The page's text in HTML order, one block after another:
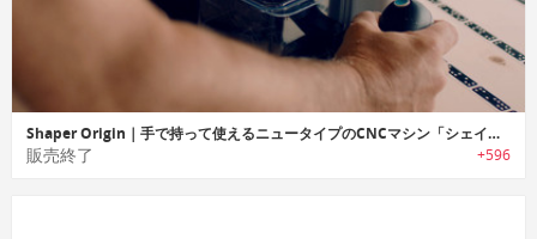
Shaper Origin｜手で持って使えるニュータイプのCNCマシン「シェイパーオリジン」
販売終了 +596